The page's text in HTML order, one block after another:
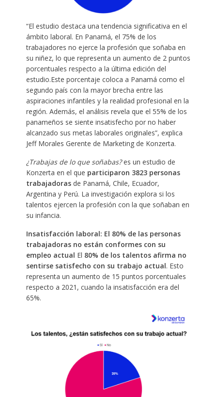
“El estudio destaca una tendencia significativa en el
ámbito laboral. En Panamá, el 75% de los
trabajadores no ejerce la profesión que soñaba en
su niñez, lo que representa un aumento de 2 puntos
porcentuales respecto a la última edición del
estudio.Este porcentaje coloca a Panamá como el
segundo país con la mayor brecha entre las
aspiraciones infantiles y la realidad profesional en la
región. Además, el análisis revela que el 55% de los
panameños se siente insatisfecho por no haber
alcanzado sus metas laborales originales”, explica
Jeff Morales Gerente de Marketing de Konzerta.
¿Trabajas de lo que soñabas?es un estudio de
Konzerta en el que participaron 3823 personas
trabajadorasde Panamá, Chile, Ecuador,
Argentina y Perú. La investigación explora si los
talentos ejercen la profesión con la que soñaban en
su infancia.
Insatisfacción laboral: El 80% de las personas
trabajadoras no están conformes con su
empleo actual El 80% de los talentos afirma no
sentirse satisfecho con su trabajo actual. Esto
representa un aumento de 15 puntos porcentuales
respecto a 2021, cuando la insatisfacción era del
65%.